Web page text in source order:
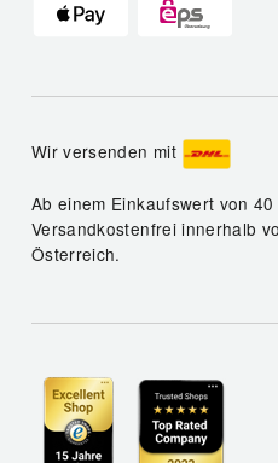
Wir versenden mit
Ab einem Einkaufswert von
Versandkostenfrei innerhalb
Österreich.